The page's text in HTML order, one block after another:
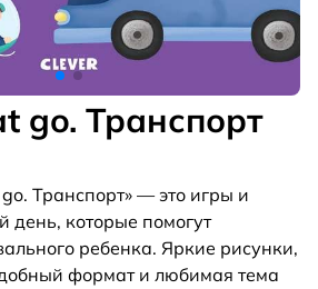
go. Транспорт
Транспорт» — это игры и
день, которые помогут
ребенка. Яркие рисунки,
формат и любимая тема